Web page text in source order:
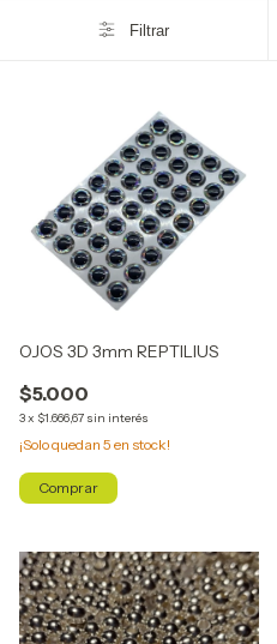
Filtrar
OJOS 3D 3mm REPTILIUS
$5.000
3x $1.666,67 sin interés
¡Solo quedan 5 en stock!
Comprar